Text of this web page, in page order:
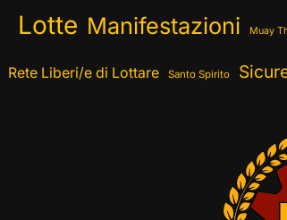
Lotte Manifestazioni Muay
Rete Liberi/e di Lottare Santo Spirito